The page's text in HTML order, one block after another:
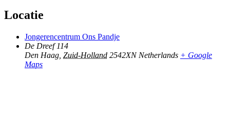
Locatie
Jongerencentrum Ons Pandje
De Dreef 114
Den Haag Zuid-Holland 2542XN Netherlands + Google
Maps